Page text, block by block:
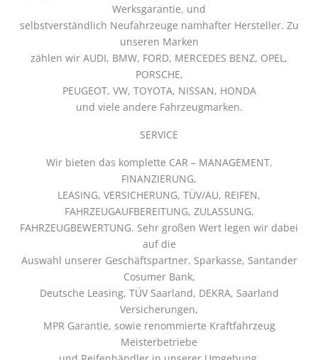
Werksgarantie, und
selbstverständlich Neufahrzeuge namhafter Hersteller. Zu
unseren Marken
zählen wir AUDI, BMW, FORD, MERCEDES BENZ, OPEL,
PORSCHE,
PEUGEOT, VW, TOYOTA, NISSAN, HONDA
und viele andere Fahrzeugmarken.
SERVICE
Wir bieten das komplette CAR – MANAGEMENT.
FINANZIERUNG,
LEASING, VERSICHERUNG, TÜV/AU, REIFEN,
FAHRZEUGAUFBEREITUNG, ZULASSUNG,
FAHRZEUGBEWERTUNG. Sehr großen Wert legen wir dabei
auf die
Auswahl unserer Geschäftspartner. Sparkasse, Santander
Cosumer Bank,
Deutsche Leasing, TÜV Saarland, DEKRA, Saarland
Versicherungen,
MPR Garantie, sowie renommierte Kraftfahrzeug
Meisterbetriebe